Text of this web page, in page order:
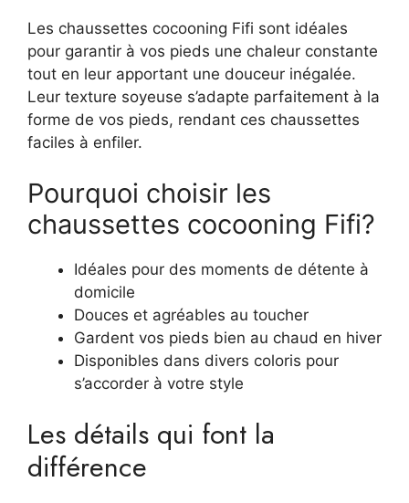
Les chaussettes cocooning Fifi sont idéales
pour garantir à vos pieds une chaleur constante
tout en leur apportant une douceur inégalée.
Leur texture soyeuse s’adapte parfaitement à la
forme de vos pieds, rendant ces chaussettes
faciles à enfiler.
Pourquoi choisir les
chaussettes cocooning Fifi?
Idéales pour des moments de détente à
domicile
Douces et agréables au toucher
Gardent vos pieds bien au chaud en hiver
Disponibles dans divers coloris pour
s’accorder à votre style
Les détails qui font la
différence